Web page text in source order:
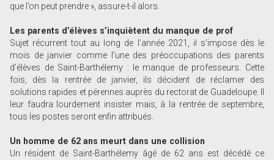
que l’on peut prendre », assure-t-il alors.
Les parents d’élèves s’inquiètent du manque de prof
Sujet récurrent tout au long de l’année 2021, il s’impose dès le
mois de janvier comme l’une des préoccupations des parents
d’élèves de Saint-Barthélemy : le manque de professeurs. Cette
fois, dès la rentrée de janvier, ils décident de réclamer des
solutions rapides et pérennes auprès du rectorat de Guadeloupe. Il
leur faudra lourdement insister mais, à la rentrée de septembre,
tous les postes seront enfin attribués.
Un homme de 62 ans meurt dans une collision
Un résident de Saint-Barthélemy âgé de 62 ans est décédé ce